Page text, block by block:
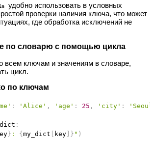
удобно использовать в условных
проверки наличия ключа, что может
где обработка исключений не
по словарю с помощью цикла
всем ключам и значениям в словаре,
цикл.
по ключам
: 'Alice' , 'age' : 25 , 'city' :
:
} : { my_dict key] } " )